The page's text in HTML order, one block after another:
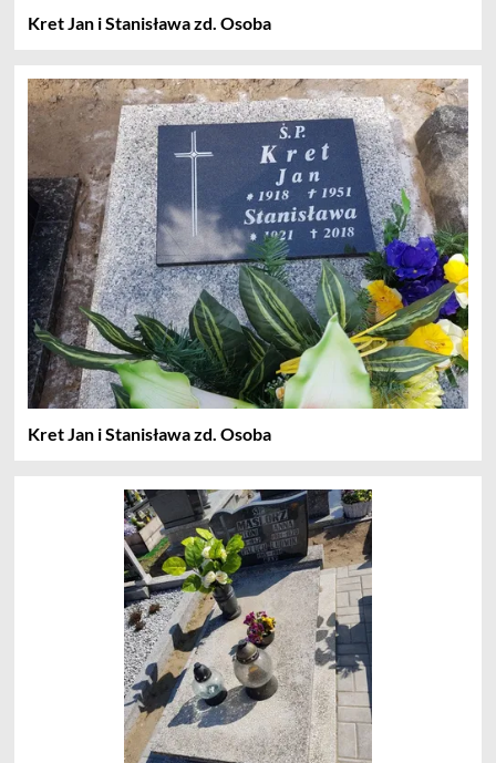
Kret Jan i Stanisława zd. Osoba
Kret Jan i Stanisława zd. Osoba